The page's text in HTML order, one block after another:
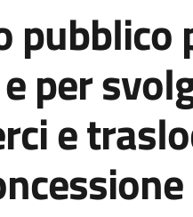
pubblico
per
e